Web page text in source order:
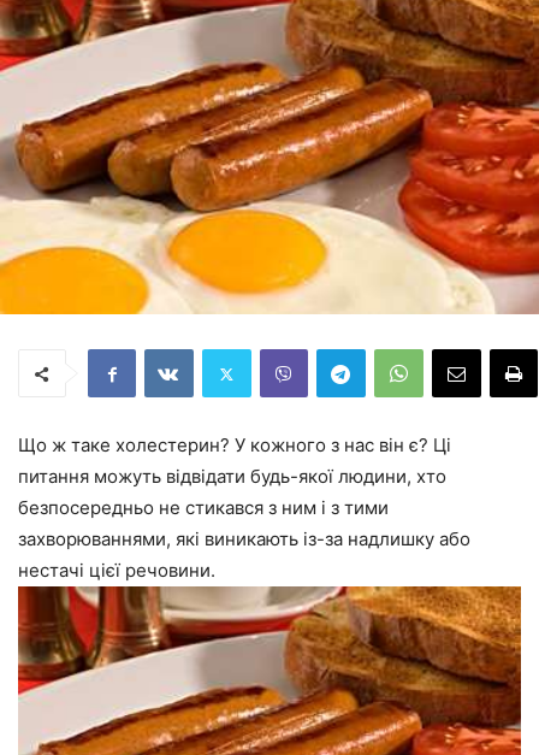
Що ж таке холестерин? У кожного з нас він є? Ці
питання можуть відвідати будь-якої людини, хто
безпосередньо не стикався з ним і з тими
захворюваннями, які виникають із-за надлишку або
нестачі цієї речовини.